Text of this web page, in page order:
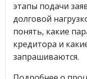
этапы подачи
долговой
понять, какие
кредитора и
запрашиваются.